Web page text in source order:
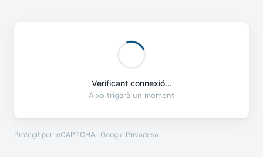
Verificant connexió...
Això trigarà un moment
Protegit per reCAPTCHA · Google Privadesa